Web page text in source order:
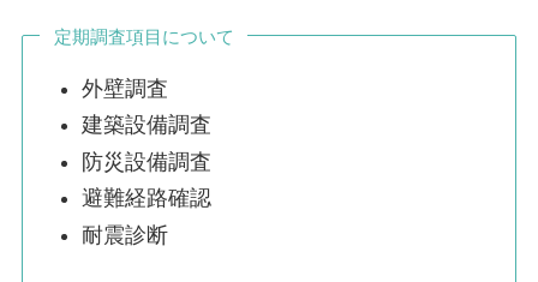
定期調査項目について
外壁調査
建築設備調査
防災設備調査
避難経路確認
耐震診断